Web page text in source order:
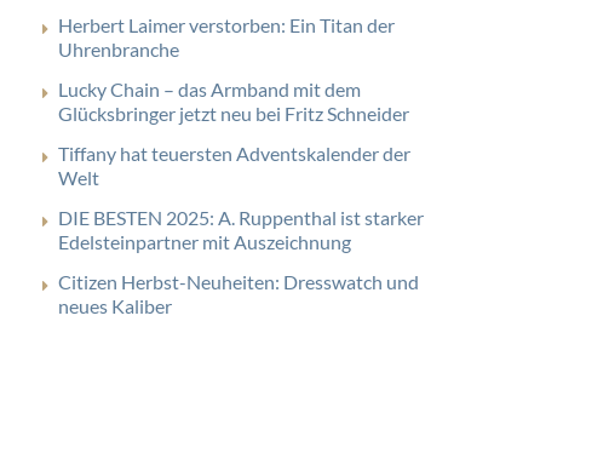
Herbert Laimer verstorben: Ein Titan der
Uhrenbranche
Lucky Chain – das Armband mit dem
Glücksbringer jetzt neu bei Fritz Schneider
Tiffany hat teuersten Adventskalender der
Welt
DIE BESTEN 2025: A. Ruppenthal ist starker
Edelsteinpartner mit Auszeichnung
Citizen Herbst-Neuheiten: Dresswatch und
neues Kaliber